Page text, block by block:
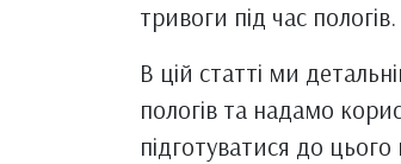
тривоги під час пологів.
В цій статті ми
пологів та надамо
підготуватися до